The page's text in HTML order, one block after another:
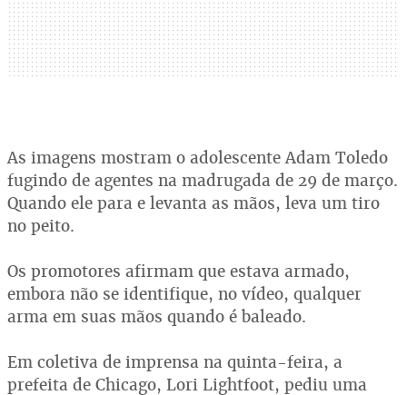
As imagens mostram o adolescente Adam Toledo
fugindo de agentes na madrugada de 29 de março.
Quando ele para e levanta as mãos, leva um tiro
no peito.
Os promotores afirmam que estava armado,
embora não se identifique, no vídeo, qualquer
arma em suas mãos quando é baleado.
Em coletiva de imprensa na quinta-feira, a
prefeita de Chicago, Lori Lightfoot, pediu uma